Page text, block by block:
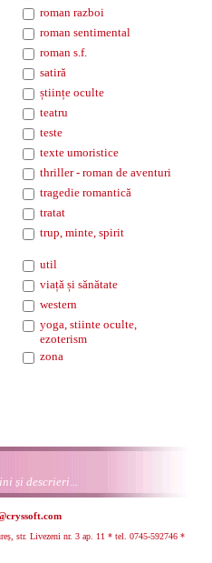
roman razboi
roman sentimental
roman s.f.
satiră
științe oculte
teatru
teste
texte umoristice
thriller - roman de aventuri
tragedie romantică
tratat
trup, minte, spirit
util
viață și sănătate
western
yoga, stiinte oculte,
ezoterism
zona
și descrieri...
str. Livezeni nr. 3 ap. 11 * tel. 0745-592746 *